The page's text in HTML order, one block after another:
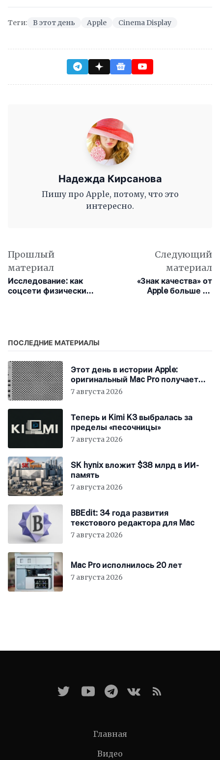
Теги: В этот день Apple Cinema Display
Надежда Кирсанова
Пишу про Apple, потому, что это
интересно.
Прошлый
материал
Исследование: как
соцсети физически
Следующий
материал
«Знак качества» от
Apple больше не
ПОСЛЕДНИЕ МАТЕРИАЛЫ
Этот день в истории Apple:
оригинальный Mac Pro получает
мощный процессор Intel
7 августа 2026
Теперь и Kimi K3 выбралась за
пределы «песочницы»
7 августа 2026
SK hynix вложит $38 млрд в ИИ-
память
7 августа 2026
BBEdit: 34 года развития
текстового редактора для Mac
7 августа 2026
Mac Pro исполнилось 20 лет
7 августа 2026
Главная
Видео